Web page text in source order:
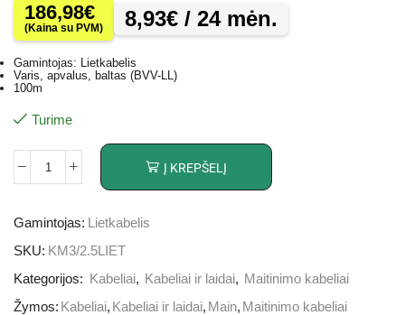
186,98€
(Kaina su PVM) 8,93€ / 24 mėn.
Gamintojas: Lietkabelis
Varis, apvalus, baltas (BVV-LL)
100m
Turime
Į KREPŠELĮ
Gamintojas:
Lietkabelis
SKU: KM3/2.5LIET
Kategorijos:
Kabeliai, Kabeliai ir laidai, Maitinimo kabeliai
Žymos: Kabeliai, Kabeliai ir laidai, Main, Maitinimo kabeliai